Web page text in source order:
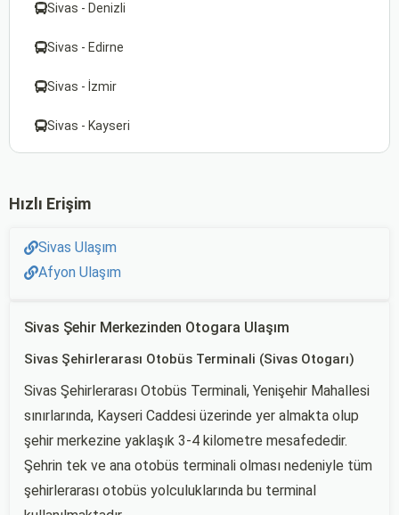
Sivas - Denizli
Sivas - Edirne
Sivas - İzmir
Sivas - Kayseri
Hızlı Erişim
Sivas Ulaşım
Afyon Ulaşım
Sivas Şehir Merkezinden Otogara Ulaşım
Sivas Şehirlerarası Otobüs Terminali (Sivas Otogarı)
Sivas Şehirlerarası Otobüs Terminali, Yenişehir Mahallesi
sınırlarında, Kayseri Caddesi üzerinde yer almakta olup
şehir merkezine yaklaşık 3-4 kilometre mesafededir.
Şehrin tek ve ana otobüs terminali olması nedeniyle tüm
şehirlerarası otobüs yolculuklarında bu terminal